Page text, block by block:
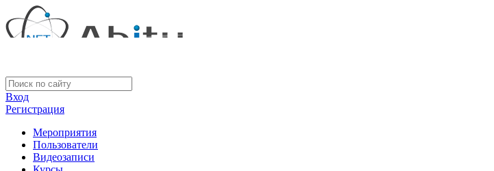
Вход
Регистрация
Мероприятия
Пользователи
Видеозаписи